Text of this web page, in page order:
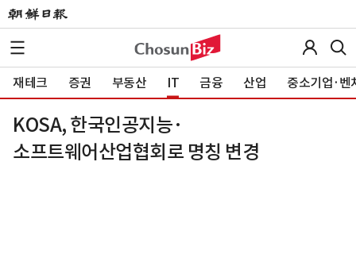
재테크 증권 부동산 IT 금융 산업 중소기업·벤
KOSA, 한국인공지능·
소프트웨어산업협회로 명칭 변경